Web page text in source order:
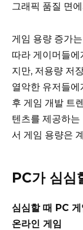
그래픽 품질 면
게임 용량 증가
따라 게이머들
지만, 저용량 저
열악한 유저들
후 게임 개발 트
텐츠를 제공하
서 게임 용량은
PC가 심심
심심할 때 PC
온라인 게임